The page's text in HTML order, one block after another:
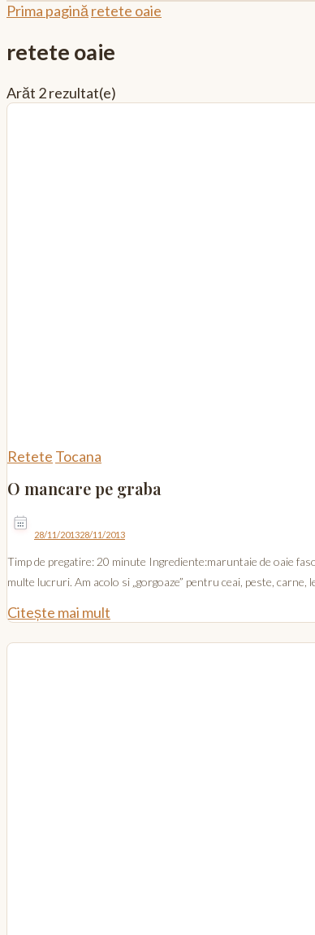
Prima pagină retete oaie
retete oaie
Arăt 2 rezultat(e)
Retete Tocana
O mancare pe graba
28/11/201328/11/2013
Timp de pregatire: 20 minute Ingrediente:maruntaie de oaie
multe lucruri. Am acolo si „gorgoaze” pentru ceai, peste,
Citește mai mult